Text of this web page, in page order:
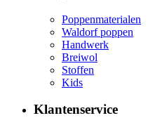
Poppenmaterialen
Waldorf poppen
Handwerk
Breiwol
Stoffen
Kids
Klantenservice